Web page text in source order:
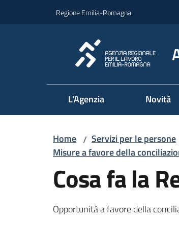
Regione Emilia-Romagna
L'Agenzia Novità
Home / Servizi per le persone
Misure a favore della
Cosa fa la
Opportunità a favore della